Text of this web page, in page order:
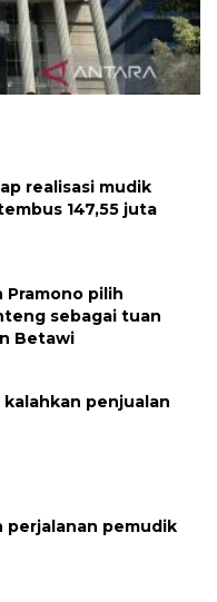
perihal isbat
realisasi mudik
147,55 juta
Pramono pilih
sebagai tuan
Betawi
kalahkan penjualan
perjalanan pemudik